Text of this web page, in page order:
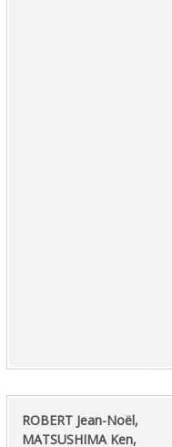
‎ROBERT Jean-Noël,
MATSUSHIMA Ken,